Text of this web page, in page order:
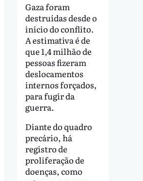
Gaza foram
destruídas desde o
início do conflito.
A estimativa é de
que 1,4 milhão de
pessoas fizeram
deslocamentos
internos forçados,
para fugir da
guerra.
Diante do quadro
precário, há
registro de
proliferação de
doenças, como